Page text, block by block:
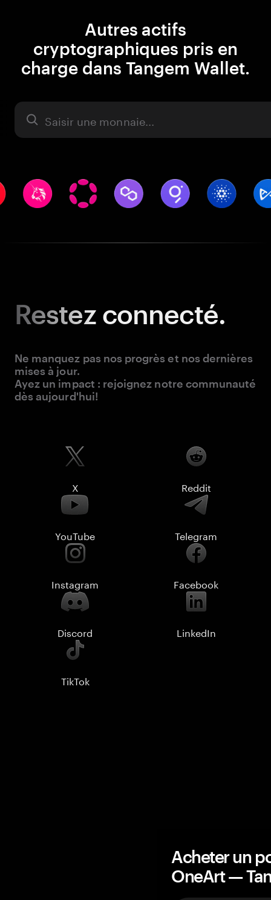
Autres actifs
cryptographiques pris en
charge dans Tangem Wallet.
Actifs
Restezconnecté.
Ne manquez pas nos progrès et nos dernières
mises à jour.
Ayez un impact : rejoignez notre communauté
dès aujourd'hui!
X Reddit
YouTube Telegram
Instagram Facebook
Discord LinkedIn
TikTok
Acheter un
OneArt —